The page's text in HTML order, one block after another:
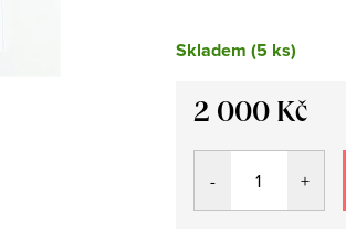
Skladem (5 ks)
2 000 Kč
Měrná